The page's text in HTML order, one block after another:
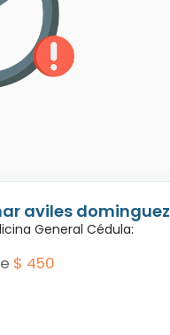
aviles dominguez
General Cédula:
$ 450